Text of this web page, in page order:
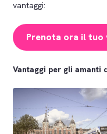
vantaggi:
Prenota ora il
Vantaggi per gli amanti